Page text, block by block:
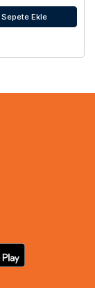
Sepete Ekle